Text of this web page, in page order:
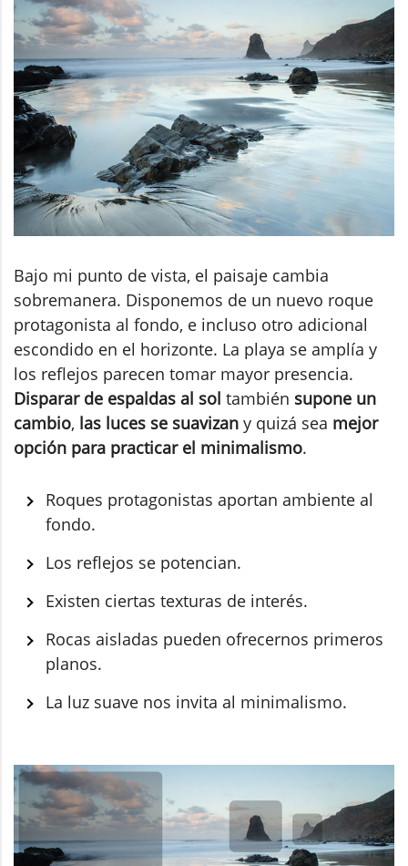
Bajo mi punto de vista, el paisaje cambia
sobremanera. Disponemos de un nuevo roque
protagonista al fondo, e incluso otro adicional
escondido en el horizonte. La playa se amplía y
los reflejos parecen tomar mayor presencia.
Disparar de espaldas al sol también supone un
cambio, las luces se suavizan y quizá sea mejor
opción para practicar el minimalismo.
Roques protagonistas aportan ambiente al
fondo.
Los reflejos se potencian.
Existen ciertas texturas de interés.
Rocas aisladas pueden ofrecernos primeros
planos.
La luz suave nos invita al minimalismo.